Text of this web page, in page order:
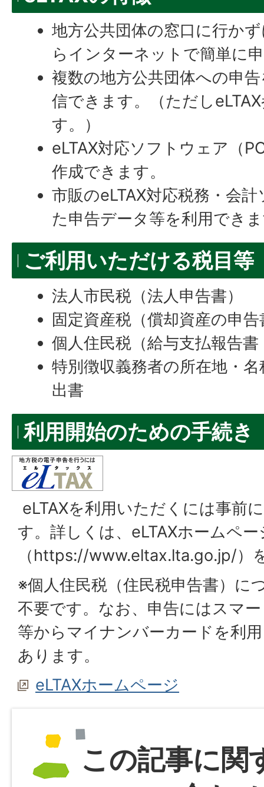
地方公共団体の窓口に行か
らインターネットで簡単に
複数の地方公共団体への申
信できます。（ただし
す。）
eLTAX対応ソフトウェア（
作成できます。
市販のeLTAX対応税務・会
た申告データ等を利用でき
ご利用いただける税目等
法人市民税（法人申告書）
固定資産税（償却資産の申告
個人住民税（給与支払報告
特別徴収義務者の所在地・
出書
利用開始のための手続き
eLTAXを利用いただくには事前
す。詳しくは、eLTAXホームペー
（https://www.eltax.lta.go.jp/）
※個人住民税（住民税申告書）に
不要です。なお、申告にはスマ
等からマイナンバーカードを利
あります。
eLTAXホームページ
この記事に関